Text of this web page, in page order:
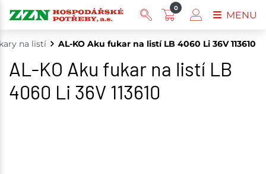
na listí AL-KO Aku fukar na listí LB 4060 Li 36V 113610
AL-KO Aku fukar na listí LB
4060 Li 36V 113610
0
MENU